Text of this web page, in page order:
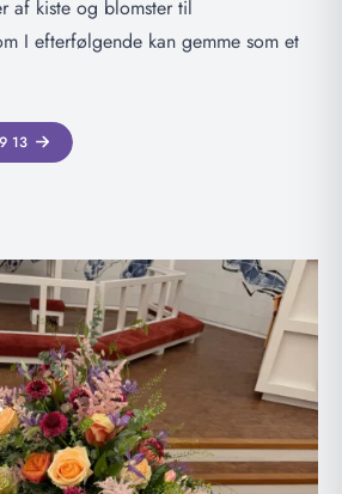
af kiste og blomster til
I efterfølgende kan gemme som et
13